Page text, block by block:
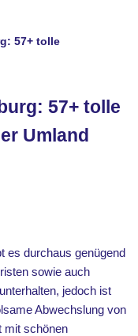
57+ tolle
57+ tolle
Umland
es durchaus genügend
sowie auch
jedoch ist
Abwechslung von
mit schönen